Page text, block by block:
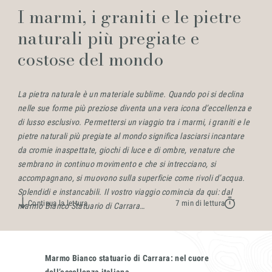
Settori
Progetti
I marmi, i graniti e le pietre
naturali più pregiate e
costose del mondo
La pietra naturale è un materiale sublime. Quando poi si declina
nelle sue forme più preziose diventa una vera icona d’eccellenza e
di lusso esclusivo. Permettersi un viaggio tra i marmi, i graniti e le
pietre naturali più pregiate al mondo significa lasciarsi incantare
da cromie inaspettate, giochi di luce e di ombre, venature che
sembrano in continuo movimento e che si intrecciano, si
accompagnano, si muovono sulla superficie come rivoli d’acqua.
Splendidi e instancabili. Il vostro viaggio comincia da qui: dal
marmo Bianco Statuario di Carrara…
Continua la lettura 7 min di lettura
Marmo Bianco statuario di Carrara: nel cuore